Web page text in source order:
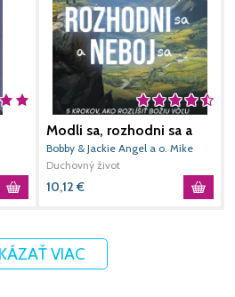
Modli sa, rozhodni sa a
neboj sa
Bobby & Jackie Angel a o. Mike
Schmitz
Duchovný život
10,12 €
VIAC